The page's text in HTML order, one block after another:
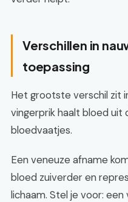
Verschillen in
toepassing
Het grootste verschil zit
vingerprik haalt bloed uit
bloedvaatjes.
Een veneuze afname
bloed zuiverder en
lichaam. Stel je voor: een